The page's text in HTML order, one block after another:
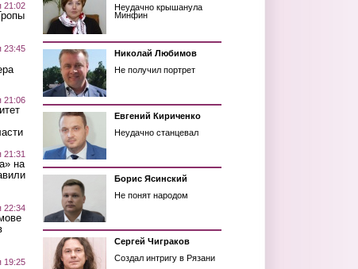
21:02
23:45
21:06
21:31
на
22:34
19:25
Неудачно крышанула
Минфин
Николай Любимов
Не получил портрет
Евгений Кириченко
Неудачно станцевал
Борис Ясинский
Не понят народом
Сергей Чиграков
Создал интригу в Рязани